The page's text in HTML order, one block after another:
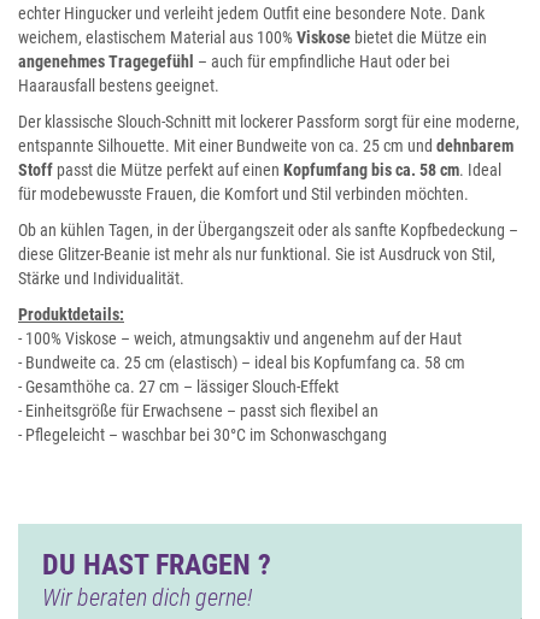
echter Hingucker und verleiht jedem Outfit eine besondere Note. Dank
weichem, elastischem Material aus 100%Viskose bietet die Mütze ein
angenehmes Tragegefühl – auch für empfindliche Haut oder bei
Haarausfall bestens geeignet.
Der klassische Slouch-Schnitt mit lockerer Passform sorgt für eine moderne,
entspannte Silhouette. Mit einer Bundweite von ca. 25 cm und dehnbarem
Stoff passt die Mütze perfekt auf einen Kopfumfang bis ca. 58 cm. Ideal
für modebewusste Frauen, die Komfort und Stil verbinden möchten.
Ob an kühlen Tagen, in der Übergangszeit oder als sanfte Kopfbedeckung –
diese Glitzer-Beanie ist mehr als nur funktional. Sie ist Ausdruck von Stil,
Stärke und Individualität.
Produktdetails:
- 100% Viskose – weich, atmungsaktiv und angenehm auf der Haut
- Bundweite ca. 25 cm (elastisch) – ideal bis Kopfumfang ca. 58 cm
- Gesamthöhe ca. 27 cm – lässiger Slouch-Effekt
- Einheitsgröße für Erwachsene – passt sich flexibel an
- Pflegeleicht – waschbar bei 30°C im Schonwaschgang
DU HAST FRAGEN ?
Wir beraten dich gerne!